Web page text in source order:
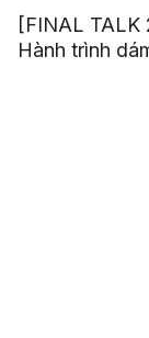
[FINAL TALK
Hành trình